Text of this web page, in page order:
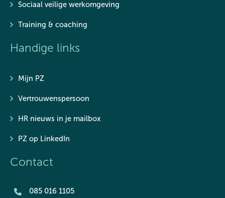
Sociaal veilige werkomgeving
Training & coaching
Handige links
Mijn PZ
Vertrouwenspersoon
HR nieuws in je mailbox
PZ op LinkedIn
Contact
085 016 1105